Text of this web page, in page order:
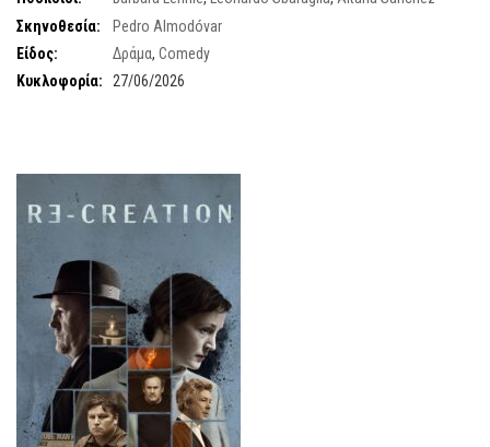
Gijon,Patric Criado
Σκηνοθεσία:
Pedro Almodóvar
Είδος:
Δράμα, Comedy
Κυκλοφορία:
27/06/2026